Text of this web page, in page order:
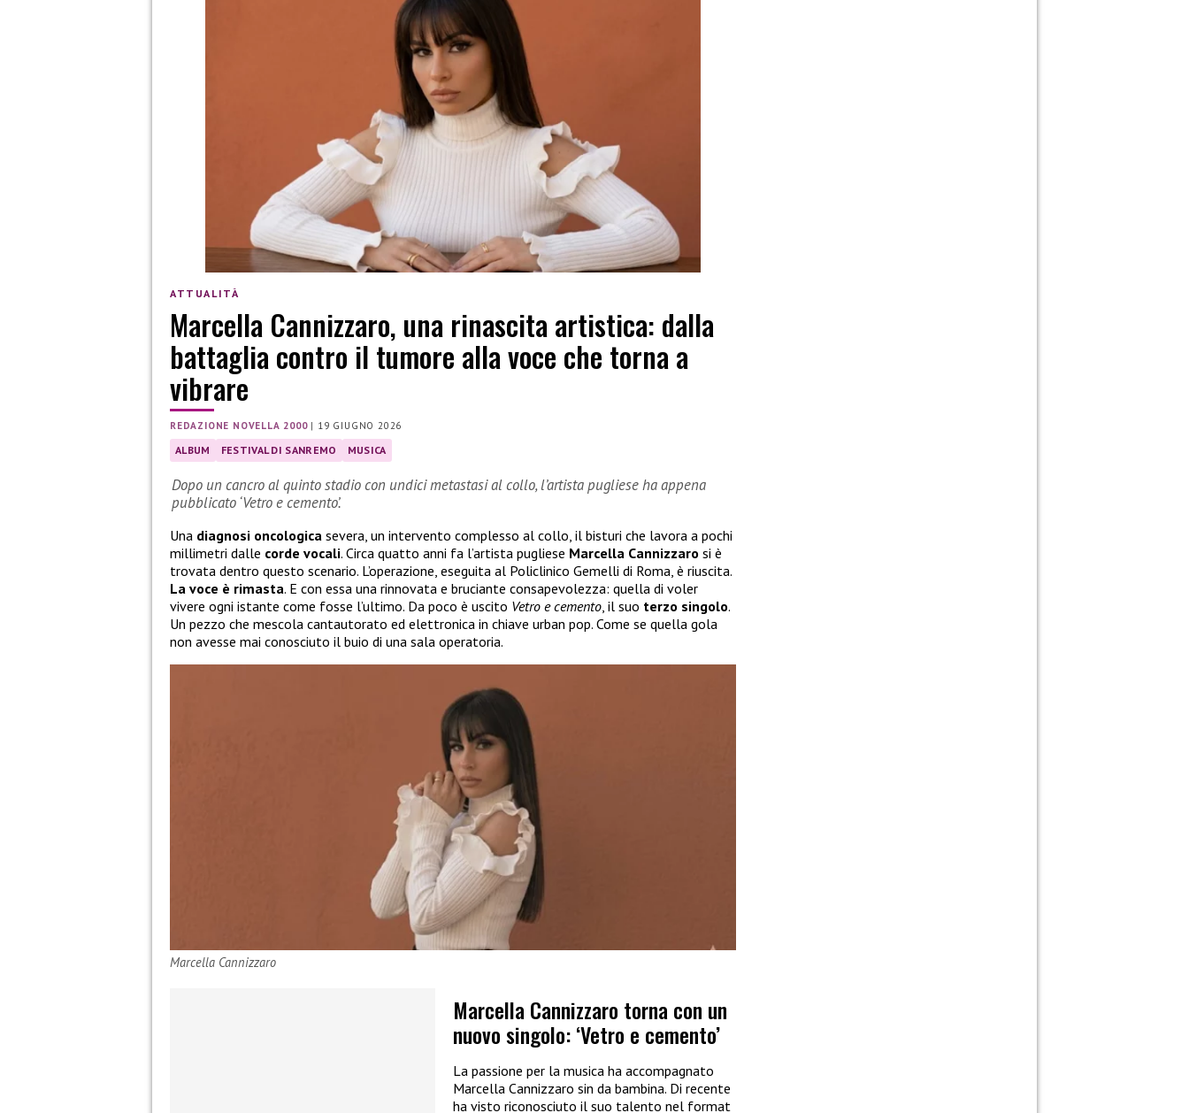
ATTUALITÀ
Marcella Cannizzaro, una rinascita artistica: dalla
battaglia contro il tumore alla voce che torna a
vibrare
REDAZIONE NOVELLA 2000| 19 GIUGNO 2026
ALBUM FESTIVAL DI SANREMO MUSICA
Dopo un cancro al quinto stadio con undici metastasi al collo, l’artista pugliese ha appena
pubblicato ‘Vetro e cemento’.
Una diagnosi oncologica severa, un intervento complesso al collo, il bisturi che lavora a pochi
millimetri dalle corde vocali. Circa quatto anni fa l’artista pugliese Marcella Cannizzaro si è
trovata dentro questo scenario. L’operazione, eseguita al Policlinico Gemelli di Roma, è riuscita.
La voce è rimasta. E con essa una rinnovata e bruciante consapevolezza: quella di voler
vivere ogni istante come fosse l’ultimo. Da poco è uscito Vetro e cemento, il suo terzo singolo.
Un pezzo che mescola cantautorato ed elettronica in chiave urban pop. Come se quella gola
non avesse mai conosciuto il buio di una sala operatoria.
Marcella Cannizzaro
Marcella Cannizzaro torna con un
nuovo singolo: ‘Vetro e cemento’
La passione per la musica ha accompagnato
Marcella Cannizzaro sin da bambina. Di recente
ha visto riconosciuto il suo talento nel format